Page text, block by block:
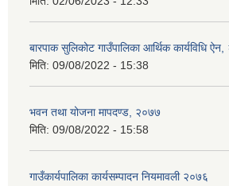
बारपाक सुलिकोट गाउँपालिका आर्थिक कार्यविधि
मिति: 09/08/2022 - 15:38
भवन तथा योजना मापदण्ड, २०७७
मिति: 09/08/2022 - 15:58
गाउँकार्यपालिका कार्यसम्पादन नियमावली २०७६